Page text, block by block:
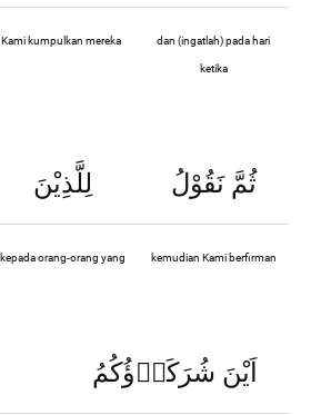
Kami kumpulkan mereka dan (ingatlah) pada hari
ketika
لِلَّذِيْنَ ثُمَّ نَقُوْلُ
kepada orang-orang yang kemudian Kami berfirman
اَيْنَ شُرَكَاۤؤُكُمُ